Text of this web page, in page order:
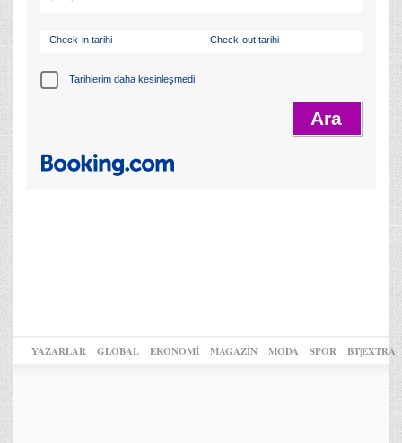
Check-in tarihi Check-out tarihi
Tarihlerim daha kesinleşmedi
YAZARLAR GLOBAL EKONOMİ MAGAZİN MODA SPOR BT|EXTRA